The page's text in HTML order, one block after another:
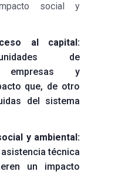
social y
al capital:
de
empresas y
que, de otro
del sistema
y ambiental:
técnica
un impacto